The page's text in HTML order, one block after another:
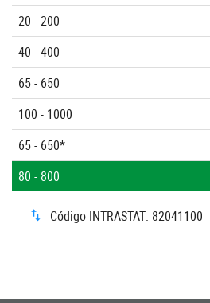
20 - 200
40 - 400
65 - 650
100 - 1000
65 - 650*
80 - 800
Código INTRASTAT: 82041100